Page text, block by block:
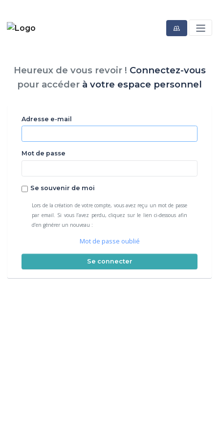
Heureux de vous revoir ! Connectez-vous
pour accéder à votre espace personnel
Adresse e-mail
Mot de passe
Se souvenir de moi
Lors de la création de votre compte, vous avez reçu un mot de passe
par email. Si vous l’avez perdu, cliquez sur le lien ci-dessous afin
d’en générer un nouveau :
Mot de passe oublié
Se connecter